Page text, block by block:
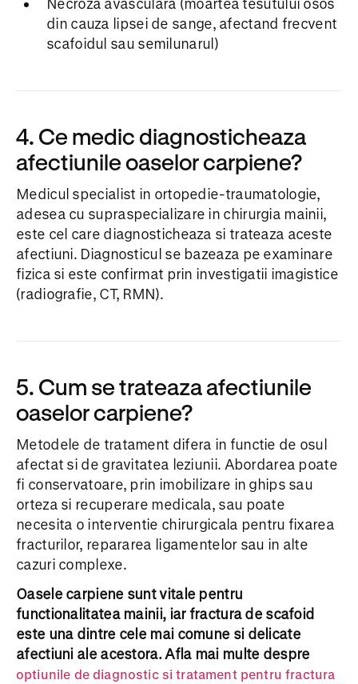
din cauza lipsei de sange, afectand frecvent
scafoidul sau semilunarul)
4. Ce medic diagnosticheaza
afectiunile oaselor carpiene?
Medicul specialist in ortopedie-traumatologie,
adesea cu supraspecializare in chirurgia mainii,
este cel care diagnosticheaza si trateaza aceste
afectiuni. Diagnosticul se bazeaza pe examinare
fizica si este confirmat prin investigatii imagistice
(radiografie, CT, RMN).
5. Cum se trateaza afectiunile
oaselor carpiene?
Metodele de tratament difera in functie de osul
afectat si de gravitatea leziunii. Abordarea poate
fi conservatoare, prin imobilizare in ghips sau
orteza si recuperare medicala, sau poate
necesita o interventie chirurgicala pentru fixarea
fracturilor, repararea ligamentelor sau in alte
cazuri complexe.
Oasele carpiene sunt vitale pentru
functionalitatea mainii, iar fractura de scafoid
este una dintre cele mai comune si delicate
afectiuni ale acestora. Afla mai multe despre
optiunile de diagnostic si tratament pentru fractura